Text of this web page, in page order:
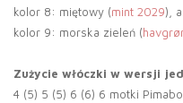
kolor 8: miętowy (mint 2029),
kolor 9: morska zieleń (
Zużycie włóczki w wersji
4 (5) 5 (5) 6 (6) 6 motki